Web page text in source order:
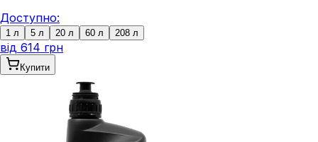
Доступно:
1 л 5 л 20 л 60 л 208 л
від 614 грн
Купити